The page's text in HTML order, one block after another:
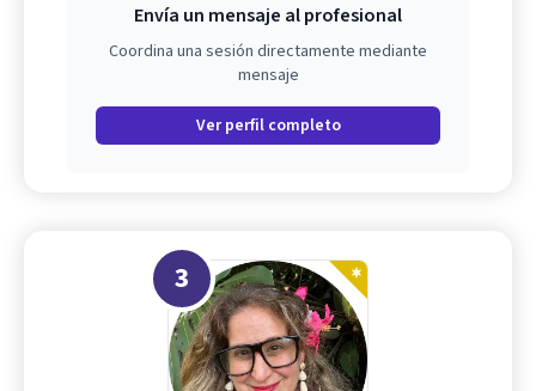
Envía un mensaje al profesional
Coordina una sesión directamente mediante
mensaje
Ver perfil completo
3